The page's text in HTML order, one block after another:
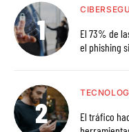
El 73% de
el phishing
El tráfico